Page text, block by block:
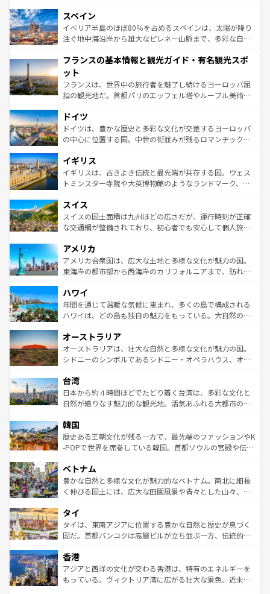
ろん、トスカーナの美しい田園風景やアマルフィ海岸の絶
景など、自然景観も見逃せない。観光の合間には、本場の
ピザやパスタなど、絶品のイタリア料理を堪能することも
ませてくれるイタリアで、忘れられない旅をしてみよう！
なお、新着のイタリア情報は
しい。
スペイン
イベリア半島のほぼ80％を占めるスペインは、太陽が降り
注ぐ地中海沿岸から雄大なピレネー山脈まで、多彩な自然
文化が根付くこの国では、情熱的なフラメンコ、熱気あふ
れる闘牛、そして美味しいタパスが生活の一部となってい
る。首都マドリードの洗練された雰囲気や、バルセロナの
アートに溢れた街角から、地方では古代ローマ遺跡や中世
せる。地方によって風土や気候が異なるスペインはその個
性で訪れる人を魅了する。 なお、新着のスペイン情報は コ
ンテンツ一覧を参照してほしい。
フランスの基本情報と観光ガイド・有名観光スポ
ット
フランスは、世界中の旅行者を魅了し続けるヨーロッパ屈
指の観光地だ。首都パリのエッフェル塔やルーブル美術館
で、幅広い魅力が詰まっている。華麗な宮殿、歴史的な大
聖堂、美しいビーチ、そして豊かな自然が、訪れる者を心
から魅了する。また、フランスは美食の国としても知ら
いる。シャンパンの発祥地であるランス、プロヴァンスの
香り高いラベンダー畑など、多彩な楽しみ方が可能だ。さ
らに、パリ以外の地域にも魅力が溢れており、どの街角に
れる地方に足を運ぶとそれぞれで全く異なる文化を体験で
きるだろう。 なお、新着のフランス情報はコンテンツ一覧
を参照してほしい。
ドイツ
ドイツは、豊かな歴史と多彩な文化が交差するヨーロッパ
の中心に位置する国。中世の街並みが残るロマンチック街
顔を持つこの国は、どこを歩いても飽きることがない。ベ
ルリンの文化的活気、バイエルン州のアルプスの絶景、そ
してライン川沿いのワイン畑といった風景は必見。ビール
は、お酒好きな人にはぜひ体験してほしい。 なお、新着の
ドイツ情報はコンテンツ一覧を参照してほしい。
イギリス
イギリスは、古きよき伝統と最先端が共存する国。ウェス
トミンスター寺院や大英博物館のようなランドマーク、歴
リアごとに異なる魅力がある。また、優雅なアフタヌーン
ティー、ビール好きにはたまらない英国パブ、サッカー観
戦など、本場だからこそできる体験も豊富。イギリスを旅
ンツ一覧を参照してほしい。
スイス
スイスの国土面積は九州ほどの広さだが、運行時刻が正確
な交通網が整備されており、初心者でも安心して個人旅行
の建物がそのまま残る町や、スイスならではのユニークな
博物館もあり、アルプス観光だけでなく町歩きも満喫する
ことができる。国民の所得が高いため物価も高いが、旅行
ば市内交通費無料で観光を楽しむこともできる。 なお、新
着のスイス情報はコンテンツ一覧 を参照してほしい。
アメリカ
アメリカ合衆国は、広大な土地と多様な文化が魅力の国。
東海岸の都市部から西海岸のカリフォルニアまで、訪れる
のような巨大都市は、観光、ショッピング、エンターテイ
ンメントが詰まった刺激的なスポットだ。一方、アメリカ
西部には大自然が広がり、グランドキャニオンやイエロー
部のニューオーリンズでは、音楽と美食が融合した独特の
文化が魅力。旅行者はアメリカの各地域で異なる魅力を楽
しみながら、その多様性と豊かな歴史を感じることができ
ならではの贅沢な旅のスタイルだ。 なお、新着のアメリカ
情報はコンテンツ一覧を参照してほしい。
ハワイ
年間を通じて温暖な気候に恵まれ、多くの島で構成される
ハワイは、どの島も独自の魅力をもっている。大自然の神
ワイ島は見逃せない。また、定番の観光地といえばオアフ
島だが、静かな自然を求めるならマウイ島やカウアイ島が
おすすめ。エメラルドグリーンに輝く海をはじめ、豊かな
れるおもてなしの心で訪れる人々を迎えてくれるハワイの
人々、おいしいローカルフードやハワイアンミュージッ
ク、伝統的なフラダンスなど、すべてがハワイの魅力を彩
ワイを、存分に味わってほしい。 なお、新着のハワイ情報
はコンテンツ一覧を参照してほしい。
オーストラリア
オーストラリアは、壮大な自然と多様な文化が魅力の国。
シドニーのシンボルであるシドニー・オペラハウス、オー
リアリーフや大陸中央部にそびえるウルル（エアーズロッ
ク）、タスマニアの美しい原生林やケアンズの熱帯雨林な
ど、見どころがたくさん。また、カフェやワイン、オージ
いる。アクティビティも充実しており、サーフィンやダイ
ビング、ハイキングなど、アウトドア好きにはたまらな
い。オーストラリアの多彩な魅力を存分に味わいつくそ
参照してほしい。
台湾
日本から約４時間ほどでたどり着く台湾は、多彩な文化と
自然が織りなす魅力的な観光地。活気あふれる大都市の台
ン）、静ひつな山岳地帯である台湾東部など、都市の喧騒
と山間の静けさが共存しており、訪れる人に新しい発見と
驚きをもたらしてくれる。また、奥深い台湾の食文化も魅
容にもいいと評判のスイーツなど、バラエティ豊かな料理
が味わえる。 なお、新着の台湾情報は コンテンツ一覧を参
照してほしい。
韓国
歴史ある王朝文化が残る一方で、最先端のファッションやK
-POPで世界を席巻している韓国。首都ソウルの宮殿や伝統
き、地方に足を延ばせば四季折々の自然美を楽しむことが
できる。そして、キムチや焼肉、絶品のストリートフード
まで、さまざまな韓国料理が待っている。夜には、韓国な
リティに包まれながら、韓国の多彩な魅力を心ゆくまで味
わってみてほしい。 なお、新着の韓国情報はコンテンツ一
覧を参照してほしい。
ベトナム
豊かな自然と多様な文化が魅力的なベトナム。南北に細長
く伸びる国土には、広大な田園風景や青々とした山々、世
急速な発展と共に伝統が息づく。ハノイの古い町並みやホ
ーチミン市のフランス統治時代の建物も、独特の雰囲気を
醸し出している。また、バラエティの豊かさとおいしさで
とつ。フォーやバインミー、ベトナムコーヒーなどは、ぜ
ひ現地で味わいたい。どの地域を訪れてもあたたかい人々
が旅行者を迎えてくれるので、きっと忘れられない旅にな
タイ
タイは、東南アジアに位置する豊かな自然と歴史が息づく
国だ。首都バンコクは高層ビルが立ち並ぶ一方、伝統的な
の活気が交差している。北部ではチェンマイなどの山岳地
帯で自然と触れ合い、南部ではプーケットやクラビの美し
いビーチでリゾート気分を楽しむことができる。タイ料理
香港
アジアと西洋の文化が交わる香港は、特有のエネルギーを
もっている。ヴィクトリア湾に広がる壮大な景色、近未来